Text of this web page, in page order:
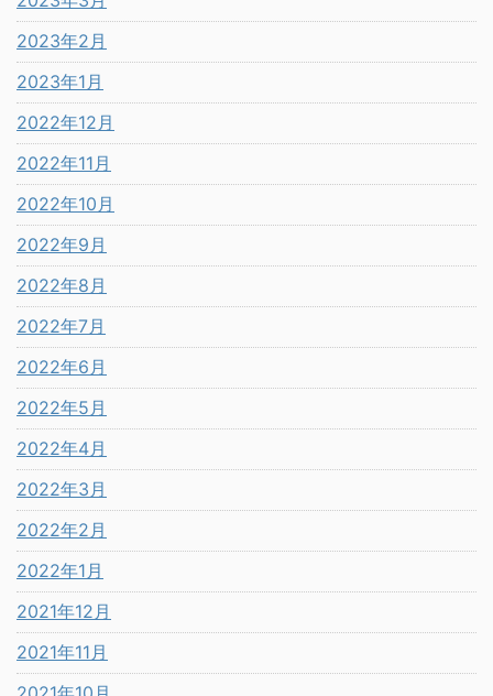
2023年2月
2023年1月
2022年12月
2022年11月
2022年10月
2022年9月
2022年8月
2022年7月
2022年6月
2022年5月
2022年4月
2022年3月
2022年2月
2022年1月
2021年12月
2021年11月